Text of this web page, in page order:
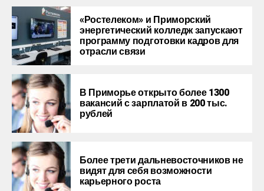
«Ростелеком» и Приморский
энергетический колледж запускают
программу подготовки кадров для
отрасли связи
В Приморье открыто более 1300
вакансий с зарплатой в 200 тыс.
рублей
Более трети дальневосточников не
видят для себя возможности
карьерного роста